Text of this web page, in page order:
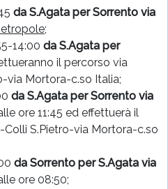
da S.Agata per Sorrento via
;
14:00 da S.Agata per
il percorso via
via Mortora-c.so Italia;
da S.Agata per Sorrento via
ore 11:45 ed effettuerà il
S.Pietro-via Mortora-c.so
da Sorrento per S.Agata via
ore 08:50;